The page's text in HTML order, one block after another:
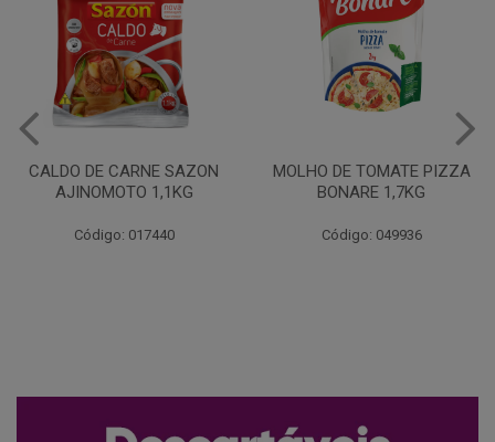
MOLHO DE TOMATE PIZZA
BONARE 1,7KG
Código: 049936
MARGARINA USO
PROFISSIONAL 80% CUKIN
Código: 062469